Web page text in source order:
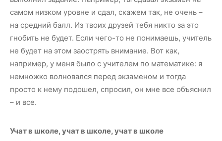
самом низком уровне и сдал, скажем так, не очень –
на средний балл. Из твоих друзей тебя никто за это
гнобить не будет. Если чего-то не понимаешь, учитель
не будет на этом заострять внимание. Вот как,
например, у меня было с учителем по математике: я
немножко волновался перед экзаменом и тогда
просто к нему подошел, спросил, он мне все объяснил
– и все.
Учат в школе, учат в школе, учат в школе